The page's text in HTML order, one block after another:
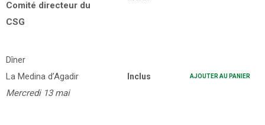
Comité directeur du
CSG
Dîner
La Medina d’Agadir
Mercredi 13 mai
Inclus AJOUTER AU PANIER